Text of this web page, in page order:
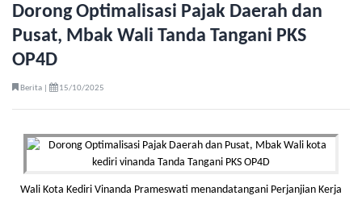
Dorong Optimalisasi Pajak Daerah dan
Pusat, Mbak Wali Tanda Tangani PKS
OP4D
Berita | 15/10/2025
Wali Kota Kediri Vinanda Prameswati menandatangani Perjanjian Kerja